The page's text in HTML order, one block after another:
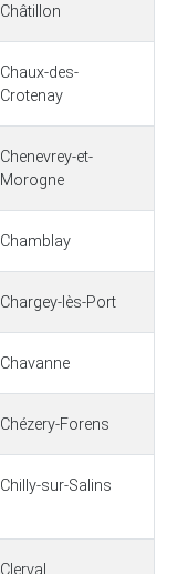
Châtillon
Chaux-des-
Crotenay
Chenevrey-et-
Morogne
Chamblay
Chargey-lès-Port
Chavanne
Chézery-Forens
Chilly-sur-Salins
Clerval